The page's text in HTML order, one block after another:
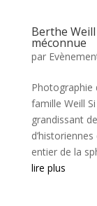
Berthe
méconnue
par
Photographie
famille Weill
grandissant
entier de la
lire plus